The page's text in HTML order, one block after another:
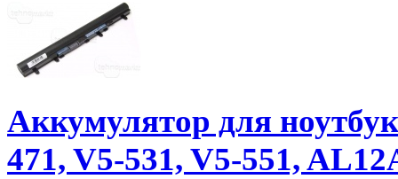
Аккумулятор для
471, V5-531, V5-551,